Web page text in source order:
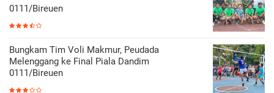
0111/Bireuen
Bungkam Tim Voli Makmur, Peudada
Melenggang ke Final Piala Dandim
0111/Bireuen